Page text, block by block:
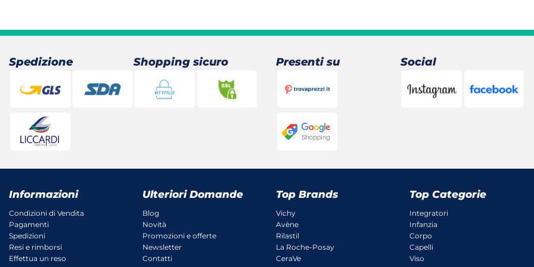
Spedizione Shopping sicuro Presenti su Social
Informazioni
Condizioni di Vendita
Pagamenti
Spedizioni
Resi e rimborsi
Effettua un reso
Ulteriori Domande
Blog
Novità
Promozioni e offerte
Newsletter
Contatti
Top Brands
Vichy
Avène
Rilastil
La Roche-Posay
CeraVe
Top Categorie
Integratori
Infanzia
Corpo
Capelli
Viso